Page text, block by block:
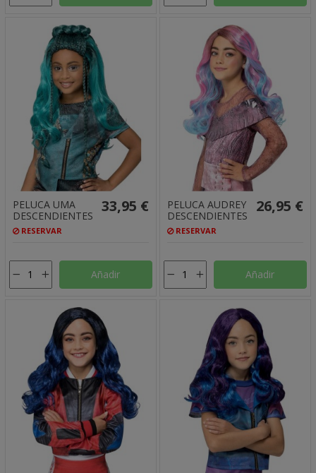
PELUCA UMA
DESCENDIENTES
RESERVAR
33,95 €
Añadir
PELUCA AUDREY
DESCENDIENTES
RESERVAR
26,95 €
Añadir